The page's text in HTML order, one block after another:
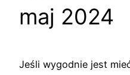
maj 2024
Jeśli wygodnie jest